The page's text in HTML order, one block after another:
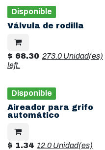
Disponible
Válvula de rodilla
$ 68.30 273.0 Unidad(es)
left.
Disponible
Aireador para grifo
automático
$ 1.34 12.0 Unidad(es)